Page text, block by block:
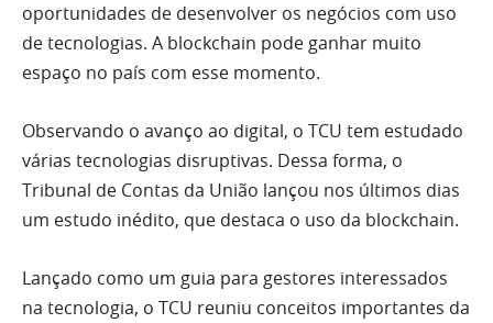
oportunidades de desenvolver os negócios com uso
de tecnologias. A blockchain pode ganhar muito
espaço no país com esse momento.
Observando o avanço ao digital, o TCU tem estudado
várias tecnologias disruptivas. Dessa forma, o
Tribunal de Contas da União lançou nos últimos dias
um estudo inédito, que destaca o uso da blockchain.
Lançado como um guia para gestores interessados
na tecnologia, o TCU reuniu conceitos importantes da